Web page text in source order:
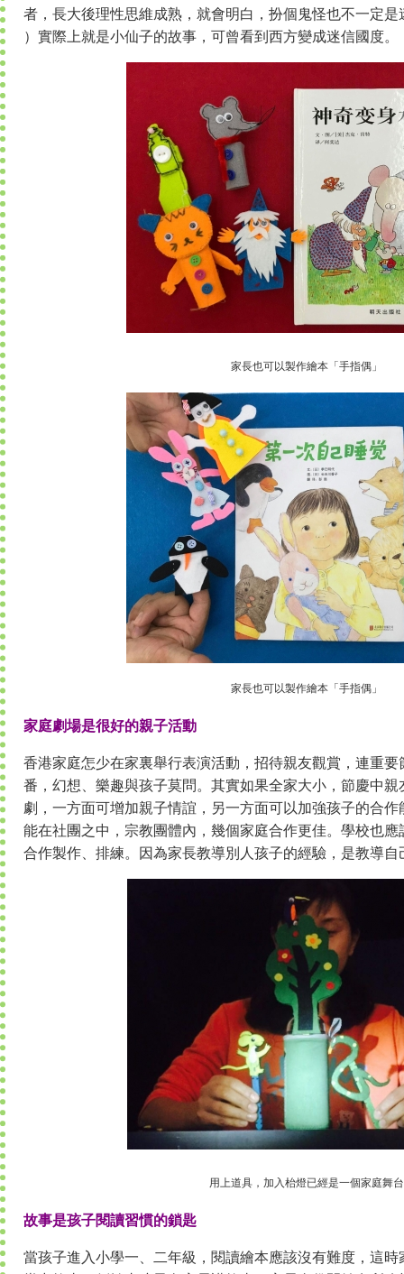
者，長大後理性思維成熟，就會明白，扮個鬼怪也不一定
）實際上就是小仙子的故事，可曾看到西方變成迷信國度。
家長也可以製作繪本「手指偶」
家長也可以製作繪本「手指偶」
家庭劇場是很好的親子活動
香港家庭怎少在家裏舉行表演活動，招待親友觀賞，連重
番，幻想、樂趣與孩子莫問。其實如果全家大小，節慶中
劇，一方面可增加親子情誼，另一方面可以加強孩子的合
能在社團之中，宗教團體內，幾個家庭合作更佳。學校也
合作製作、排練。因為家長教導別人孩子的經驗，是教導
用上道具，加入枱燈已經是一個家庭舞台
故事是孩子閱讀習慣的鎖匙
當孩子進入小學一、二年級，閱讀繪本應該沒有難度，這